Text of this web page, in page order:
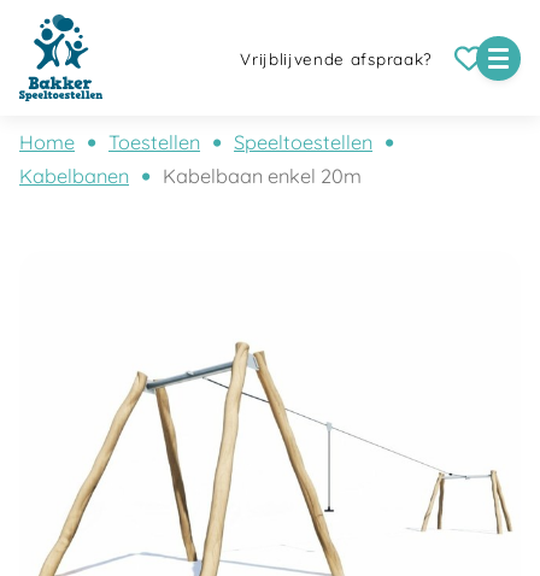
Vrijblijvende afspraak?
Home Toestellen
Speeltoestellen
Kabelbanen
Kabelbaan enkel 20m